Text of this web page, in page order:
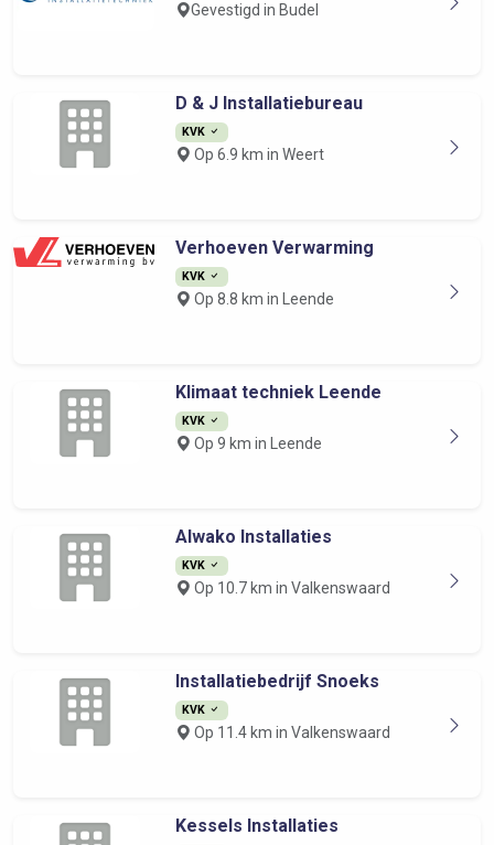
Gevestigd in Budel
D & J Installatiebureau
KVK
Op 6.9 km in Weert
Verhoeven Verwarming
KVK
Op 8.8 km in Leende
Klimaat techniek Leende
KVK
Op 9 km in Leende
Alwako Installaties
KVK
Op 10.7 km in Valkenswaard
Installatiebedrijf Snoeks
KVK
Op 11.4 km in Valkenswaard
Kessels Installaties